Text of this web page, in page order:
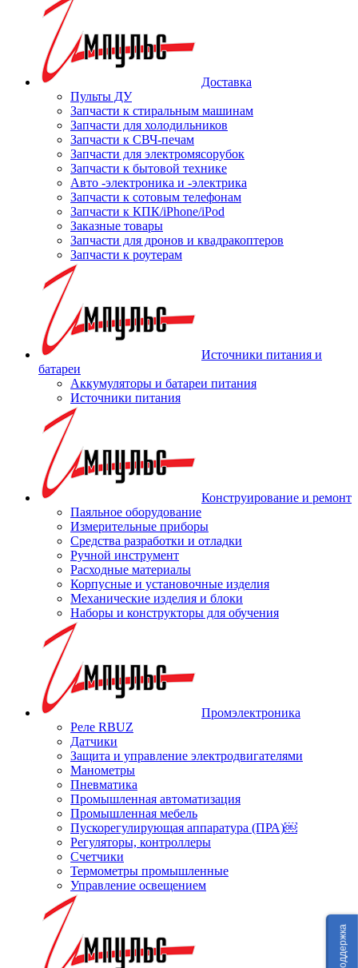
Доставка
Пульты ДУ
Запчасти к стиральным машинам
Запчасти для холодильников
Запчасти к СВЧ-печам
Запчасти для электромясорубок
Запчасти к бытовой технике
Авто -электроника и -электрика
Запчасти к сотовым телефонам
Запчасти к КПК/iPhone/iPod
Заказные товары
Запчасти для дронов и квадракоптеров
Запчасти к роутерам
Источники питания и
батареи
Аккумуляторы и батареи питания
Источники питания
Конструирование и ремонт
Паяльное оборудование
Измерительные приборы
Средства разработки и отладки
Ручной инструмент
Расходные материалы
Корпусные и установочные изделия
Механические изделия и блоки
Наборы и конструкторы для обучения
Промэлектроника
Реле RBUZ
Датчики
Защита и управление электродвигателями
Манометры
Пневматика
Промышленная автоматизация
Промышленная мебель
Пускорегулирующая аппаратура (ПРА)￼
Регуляторы, контроллеры
Счетчики
Термометры промышленные
Управление освещением